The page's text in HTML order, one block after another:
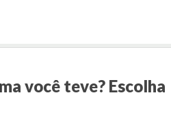
você teve? Escolha